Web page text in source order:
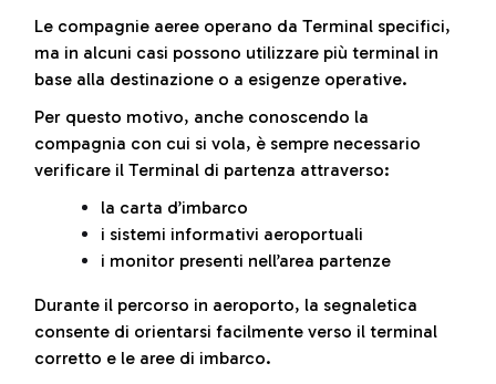
Le compagnie aeree operano da Terminal specifici,
ma in alcuni casi possono utilizzare più terminal in
base alla destinazione o a esigenze operative.
Per questo motivo, anche conoscendo la
compagnia con cui si vola, è sempre necessario
verificare il Terminal di partenza attraverso:
la carta d’imbarco
i sistemi informativi aeroportuali
i monitor presenti nell’area partenze
Durante il percorso in aeroporto, la segnaletica
consente di orientarsi facilmente verso il terminal
corretto e le aree di imbarco.